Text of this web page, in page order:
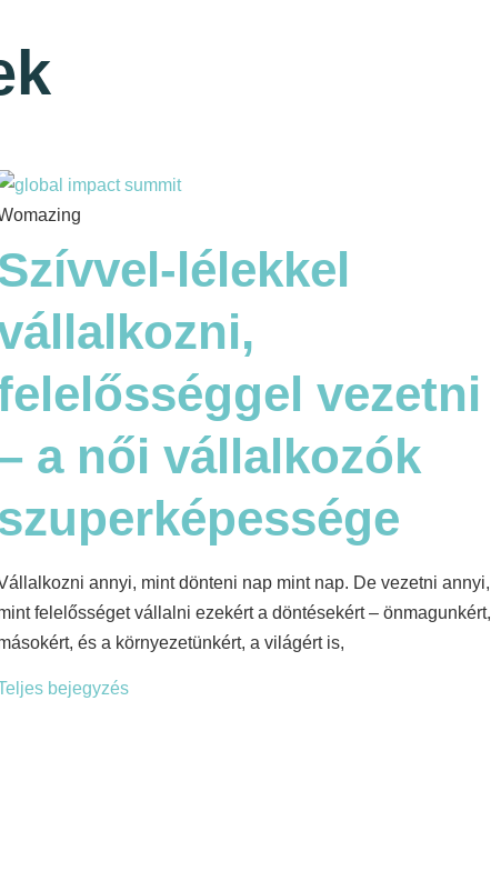
lélekkel
vezetni
a női vállalkozók
annyi, mint dönteni nap mint nap. De vezetni annyi,
felelősséget vállalni ezekért a döntésekért – önmagunkért,
és a környezetünkért, a világért is,
bejegyzés